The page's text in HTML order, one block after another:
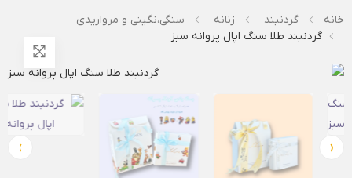
خانه گردنبند زنانه
سنگی،نگینی و مرواریدی
گردنبند طلا سنگ اپال پروانه سبز
‹
›